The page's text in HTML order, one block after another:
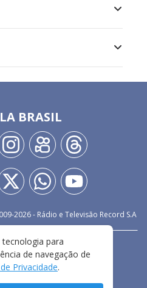
BRASIL
2026- Rádio e Televisão Record S.A
PRIVACIDADE
DE USO
para
de navegação de
Privacidade.